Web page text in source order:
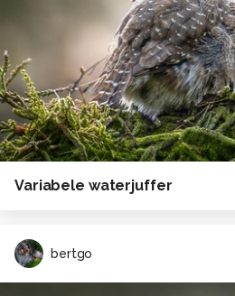
Variabele waterjuffer
bertgo